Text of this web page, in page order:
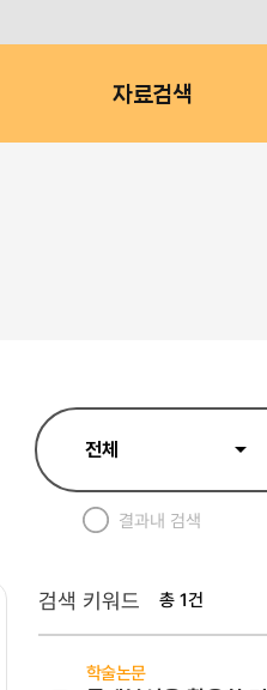
자료검색
결과내 검색
검색 키워드 총 1건
학술논문